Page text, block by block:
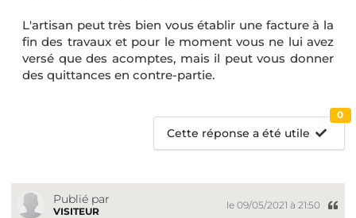
L'artisan peut très bien vous établir une facture à la
fin des travaux et pour le moment vous ne lui avez
versé que des acomptes, mais il peut vous donner
des quittances en contre-partie.
Cette réponse a été utile
0
Publié par
VISITEUR
le 09/05/2021 à 21:50